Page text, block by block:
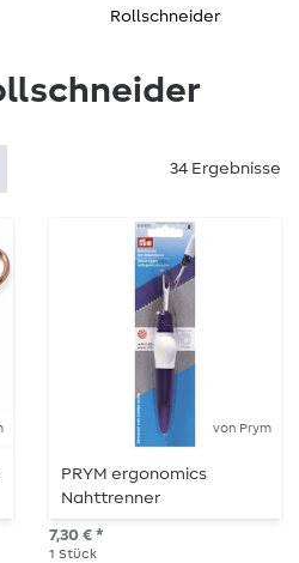
Rollschneider
34 Ergebnisse
von Prym
PRYM ergonomics
Nahttrenner
7,30 € *
1 Stück